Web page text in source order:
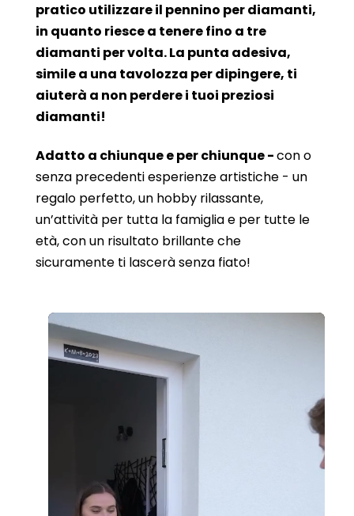
pratico utilizzare il pennino per diamanti,
in quanto riesce a tenere fino a tre
diamanti per volta. La punta adesiva,
simile a una tavolozza per dipingere, ti
aiuterà a non perdere i tuoi preziosi
diamanti!
Adatto a chiunque e per chiunque -con o
senza precedenti esperienze artistiche - un
regalo perfetto, un hobby rilassante,
un’attività per tutta la famiglia e per tutte le
età, con un risultato brillante che
sicuramente ti lascerà senza fiato!